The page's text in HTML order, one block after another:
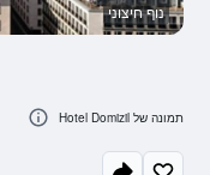
נוף חיצוני
תמונה של Hotel Domizil